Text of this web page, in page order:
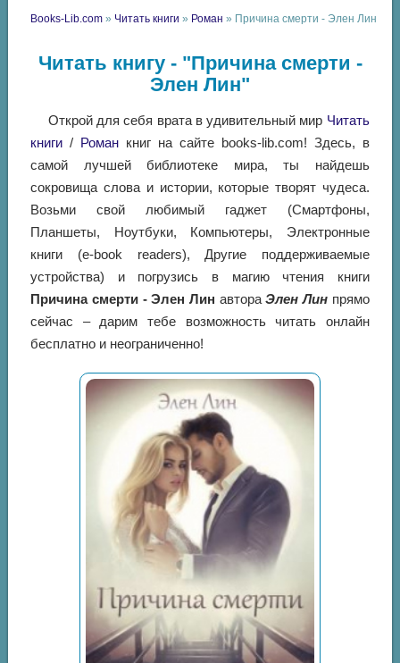
Books-Lib.com » Читать книги » Роман » Причина смерти - Элен Лин
Читать книгу - "Причина смерти -
Элен Лин"
Открой для себя врата в удивительный мир Читать
книги / Роман книг на сайте books-lib.com! Здесь, в
самой лучшей библиотеке мира, ты найдешь
сокровища слова и истории, которые творят чудеса.
Возьми свой любимый гаджет (Смартфоны,
Планшеты, Ноутбуки, Компьютеры, Электронные
книги (e-book readers), Другие поддерживаемые
устройства) и погрузись в магию чтения книги
Причина смерти - Элен Лин автораЭлен Линпрямо
сейчас – дарим тебе возможность читать онлайн
бесплатно и неограниченно!